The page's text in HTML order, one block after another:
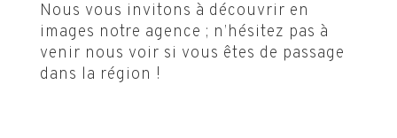
Nous vous invitons à découvrir en
images notre agence ; n’hésitez pas à
venir nous voir si vous êtes de passage
dans la région !